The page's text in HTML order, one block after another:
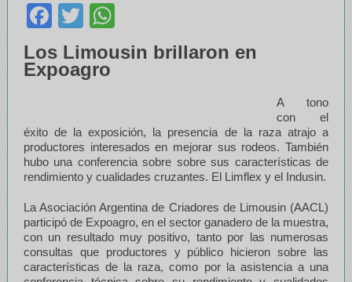
Facebook
Twitter
Los Limousin brillaron en
Expoagro
A tono
con el
éxito de la exposición, la presencia de la raza atrajo a
productores interesados en mejorar sus rodeos. También
hubo una conferencia sobre sobre sus características de
rendimiento y cualidades cruzantes. El Limflex y el Indusin.
La Asociación Argentina de Criadores de Limousin (AACL)
participó de Expoagro, en el sector ganadero de la muestra,
con un resultado muy positivo, tanto por las numerosas
consultas que productores y público hicieron sobre las
características de la raza, como por la asistencia a una